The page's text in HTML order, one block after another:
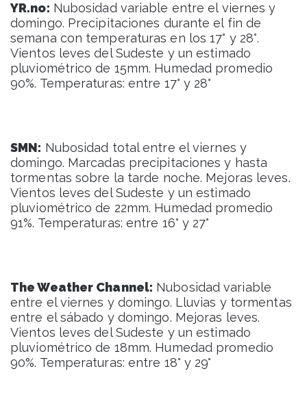
YR.no: Nubosidad variable entre el viernes y
domingo. Precipitaciones durante el fin de
semana con temperaturas en los 17° y 28°.
Vientos leves del Sudeste y un estimado
pluviométrico de 15mm. Humedad promedio
90%. Temperaturas: entre 17° y 28°
SMN: Nubosidad total entre el viernes y
domingo. Marcadas precipitaciones y hasta
tormentas sobre la tarde noche. Mejoras leves.
Vientos leves del Sudeste y un estimado
pluviométrico de 22mm. Humedad promedio
91%. Temperaturas: entre 16° y 27°
The Weather Channel: Nubosidad variable
entre el viernes y domingo. Lluvias y tormentas
entre el sábado y domingo. Mejoras leves.
Vientos leves del Sudeste y un estimado
pluviométrico de 18mm. Humedad promedio
90%. Temperaturas: entre 18° y 29°